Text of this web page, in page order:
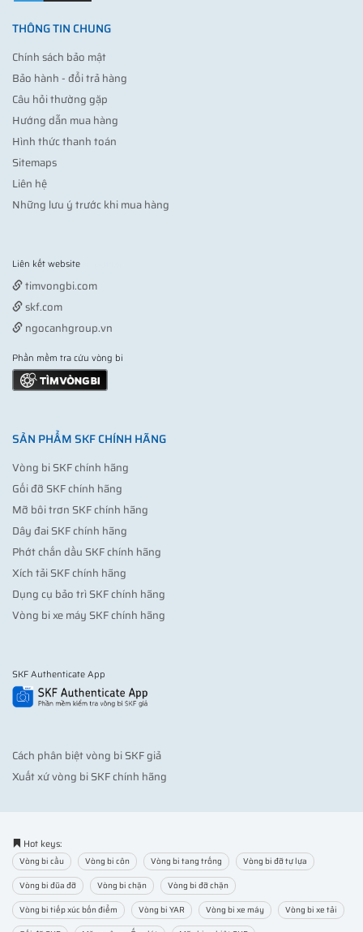
THÔNG TIN CHUNG
Chính sách bảo mật
Bảo hành - đổi trả hàng
Câu hỏi thường gặp
Hướng dẫn mua hàng
Hình thức thanh toán
Sitemaps
Liên hệ
Những lưu ý trước khi mua hàng
Liên kết website
timvongbi.com
skf.com
ngocanhgroup.vn
Phần mềm tra cứu vòng bi
SẢN PHẨM SKF CHÍNH HÃNG
Vòng bi SKF chính hãng
Gối đỡ SKF chính hãng
Mỡ bôi trơn SKF chính hãng
Dây đai SKF chính hãng
Phớt chắn dầu SKF chính hãng
Xích tải SKF chính hãng
Dụng cụ bảo trì SKF chính hãng
Vòng bi xe máy SKF chính hãng
SKF Authenticate App
Cách phân biệt vòng bi SKF giả
Xuất xứ vòng bi SKF chính hãng
Hot keys:
Vòng bi cầu Vòng bi côn Vòng bi tang trống
Vòng bi đỡ tự lựa
Vòng bi đũa đỡ
Vòng bi chặn
Vòng bi đỡ chặn
Vòng bi tiếp xúc bốn điểm
Vòng bi YAR Vòng bi xe máy
Vòng bi xe tải